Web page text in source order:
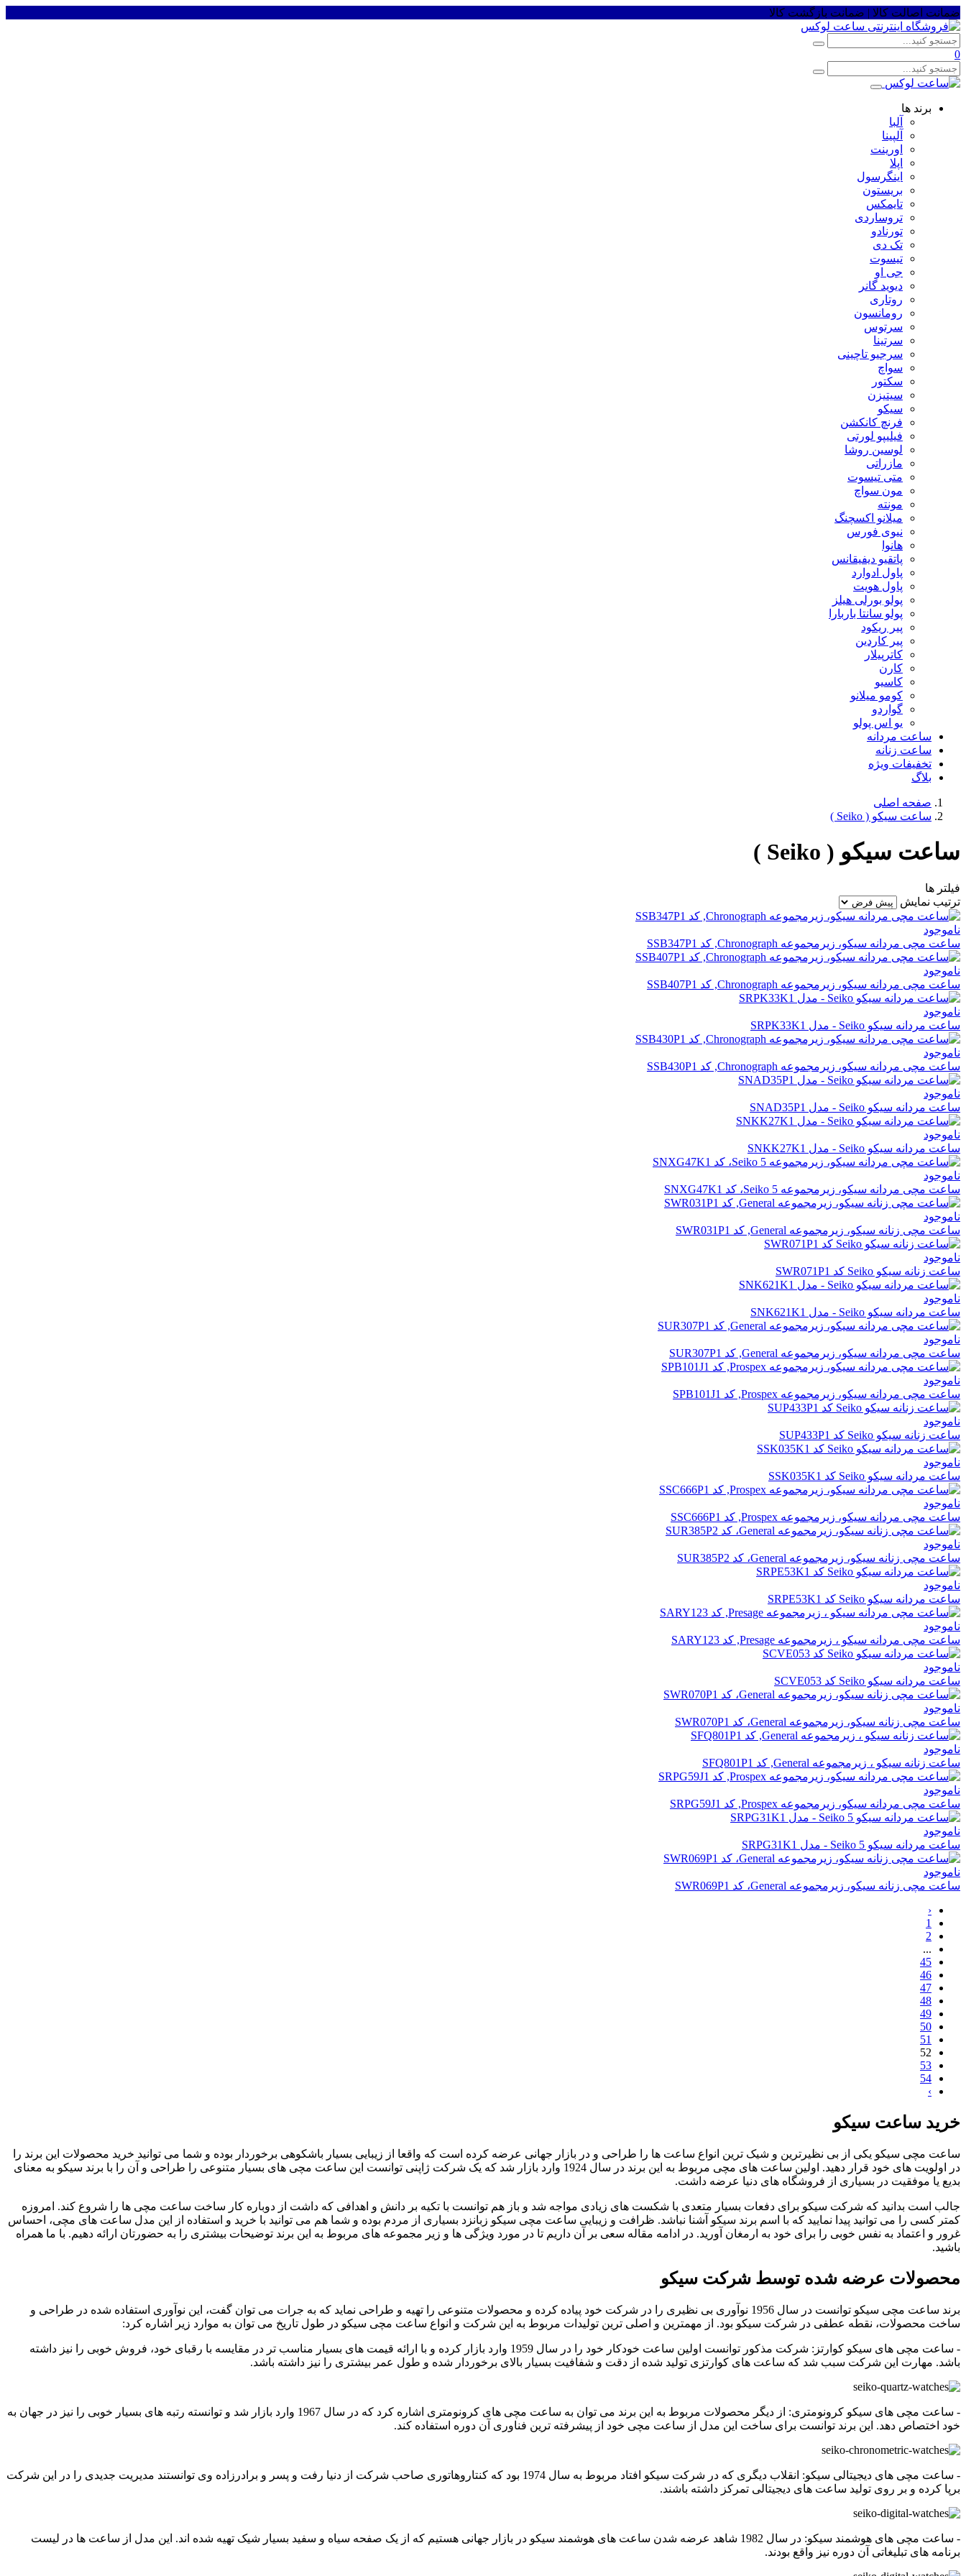
ضمانت اصالت کالا | ضمانت بازگشت کالا
0
برند ها
آلبا
آلپینا
اورینت
اپلا
اینگرسول
بریستون
تایمکس
تروساردی
تورنادو
تک دی
تیسوت
جی او
دیوید گانر
روتاری
رومانسون
سرتوس
سرتینا
سرجیو تاچینی
سواچ
سکتور
سیتیزن
سیکو
فرنچ کانکشن
فیلیپو لورتی
لوسین روشا
مازراتی
متی تیسوت
مون سواچ
مونته
میلانو اکسچنگ
نیوی فورس
هانوا
پاتقیو دیفیقانس
پاول ادوارد
پاول هویت
پولو بورلی هیلز
پولو سانتا باربارا
پیر ریکود
پیر کاردین
کاترپیلار
کارن
کاسیو
کومو میلانو
گواردو
یو اس پولو
ساعت مردانه
ساعت زنانه
تخفیفات ویژه
بلاگ
صفحه اصلی
ساعت سیکو ( Seiko )
ساعت سیکو ( Seiko )
فیلتر ها
ترتیب نمایش
ناموجود
ساعت مچی مردانه سیکو، زیرمجموعه Chronograph, کد SSB347P1
ناموجود
ساعت مچی مردانه سیکو، زیرمجموعه Chronograph, کد SSB407P1
ناموجود
ساعت مردانه سیکو Seiko - مدل SRPK33K1
ناموجود
ساعت مچی مردانه سیکو، زیرمجموعه Chronograph, کد SSB430P1
ناموجود
ساعت مردانه سیکو Seiko - مدل SNAD35P1
ناموجود
ساعت مردانه سیکو Seiko - مدل SNKK27K1
ناموجود
ساعت مچی مردانه سیکو، زیرمجموعه Seiko 5، کد SNXG47K1
ناموجود
ساعت مچی زنانه سیکو، زیرمجموعه General, کد SWR031P1
ناموجود
ساعت زنانه سیکو Seiko کد SWR071P1
ناموجود
ساعت مردانه سیکو Seiko - مدل SNK621K1
ناموجود
ساعت مچی مردانه سیکو، زیرمجموعه General, کد SUR307P1
ناموجود
ساعت مچی مردانه سیکو، زیرمجموعه Prospex, کد SPB101J1
ناموجود
ساعت زنانه سیکو Seiko کد SUP433P1
ناموجود
ساعت مردانه سیکو Seiko کد SSK035K1
ناموجود
ساعت مچی مردانه سیکو، زیرمجموعه Prospex, کد SSC666P1
ناموجود
ساعت مچی زنانه سیکو، زیرمجموعه General، کد SUR385P2
ناموجود
ساعت مردانه سیکو Seiko کد SRPE53K1
ناموجود
ساعت مچی مردانه سیکو ، زیرمجموعه Presage, کد SARY123
ناموجود
ساعت مردانه سیکو Seiko کد SCVE053
ناموجود
ساعت مچی زنانه سیکو، زیرمجموعه General، کد SWR070P1
ناموجود
ساعت زنانه سیکو ، زیرمجموعه General, کد SFQ801P1
ناموجود
ساعت مچی مردانه سیکو، زیرمجموعه Prospex, کد SRPG59J1
ناموجود
ساعت مردانه سیکو 5 Seiko - مدل SRPG31K1
ناموجود
ساعت مچی زنانه سیکو، زیرمجموعه General، کد SWR069P1
‹
1
2
...
45
46
47
48
49
50
51
52
53
54
›
خرید ساعت سیکو
ساعت مچی سیکو یکی از بی نظیرترین و شیک ترین انواع ساعت ها را طراحی و در بازار جهانی عرضه کرده است که واقعا از زیبایی بسیار باشکوهی برخوردار بوده و شما می توانید خرید محصولات این برند را
در اولویت های خود قرار دهید. اولین ساعت های مچی مربوط به این برند در سال 1924 وارد بازار شد که یک شرکت ژاپنی توانست این ساعت مچی های بسیار متنوعی را طراحی و آن را با برند سیکو به معنای
بدیع یا موفقیت در بسیاری از فروشگاه های دنیا عرضه داشت.
جالب است بدانید که شرکت سیکو برای دفعات بسیار متعدی با شکست های زیادی مواجه شد و باز هم توانست با تکیه بر دانش و اهدافی که داشت از دوباره کار ساخت ساعت مچی ها را شروع کند. امروزه
کمتر کسی را می توانید پیدا نمایید که با اسم برند سیکو آشنا نباشد. ظرافت و زیبایی ساعت مچی سیکو زبانزد بسیاری از مردم بوده و شما هم می توانید با خرید و استفاده از این مدل ساعت های مچی، احساس
غرور و اعتماد به نفس خوبی را برای خود به ارمغان آورید. در ادامه مقاله سعی بر آن داریم تا در مورد ویژگی ها و زیر مجموعه های مربوط به این برند توضیحات بیشتری را به حضورتان ارائه دهیم. با ما همراه
باشید.
محصولات عرضه شده توسط شرکت سیکو
برند ساعت مچی سیکو توانست در سال 1956 نوآوری بی نظیری را در شرکت خود پیاده کرده و محصولات متنوعی را تهیه و طراحی نماید که به جرات می توان گفت، این نوآوری استفاده شده در طراحی و
ساخت محصولات، نقطه عطفی در شرکت سیکو بود. از مهمترین و اصلی ترین تولیدات مربوط به این شرکت و انواع ساعت مچی سیکو در طول تاریخ می توان به موارد زیر اشاره کرد:
- ساعت مچی های سیکو کوارتز: شرکت مذکور توانست اولین ساعت خودکار خود را در سال 1959 وارد بازار کرده و با ارائه قیمت های بسیار مناسب تر در مقایسه با رقبای خود، فروش خوبی را نیز داشته
باشد. مهارت این شرکت سبب شد که ساعت های کوارتزی تولید شده از دقت و شفافیت بسیار بالای برخوردار شده و طول عمر بیشتری را نیز داشته باشد.
- ساعت مچی های سیکو کرونومتری: از دیگر محصولات مربوط به این برند می توان به ساعت مچی های کرونومتری اشاره کرد که در سال 1967 وارد بازار شد و توانسته رتبه های بسیار خوبی را نیز در جهان به
خود اختصاص دهد. این برند توانست برای ساخت این مدل از ساعت مچی خود از پیشرفته ترین فناوری آن دوره استفاده کند.
- ساعت مچی های دیجیتالی سیکو: انقلاب دیگری که در شرکت سیکو افتاد مربوط به سال 1974 بود که کنتاروهاتوری صاحب شرکت از دنیا رفت و پسر و برادرزاده وی توانستند مدیریت جدیدی را در این شرکت
برپا کرده و بر روی تولید ساعت های دیجیتالی تمرکز داشته باشند.
- ساعت مچی های هوشمند سیکو: در سال 1982 شاهد عرضه شدن ساعت های هوشمند سیکو در بازار جهانی هستیم که از یک صفحه سیاه و سفید بسیار شیک تهیه شده اند. این مدل از ساعت ها در لیست
برنامه های تبلیغاتی آن دوره نیز واقع بودند.